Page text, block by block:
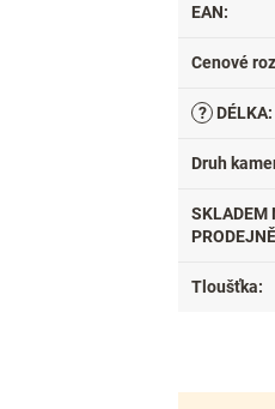
EAN:
Cenové
? DÉLKA:
Druh
SKLADEM
PRODEJNĚ
Tloušťka: